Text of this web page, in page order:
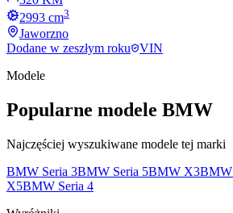
2993 cm3
Jaworzno
Dodane w zeszłym roku
VIN
Modele
Popularne modele BMW
Najczęściej wyszukiwane modele tej marki
BMW Seria 3BMW Seria 5BMW X3BMW
X5BMW Seria 4